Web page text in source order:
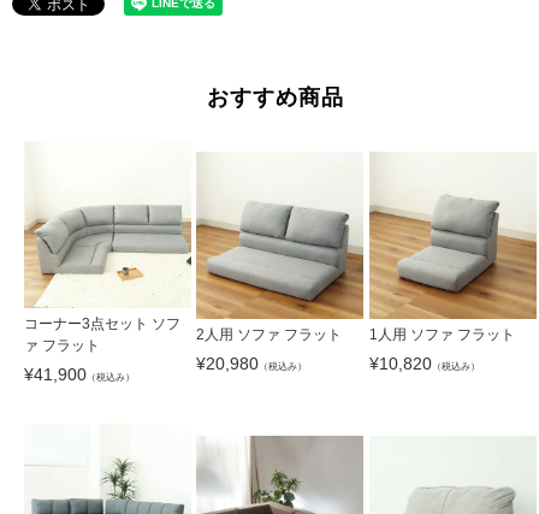
おすすめ商品
コーナー3点セット ソフ
ァ フラット
¥41,900 （税込み）
2人用 ソファ フラット
¥20,980 （税込み）
1人用 ソファ フラット
¥10,820（税込み）